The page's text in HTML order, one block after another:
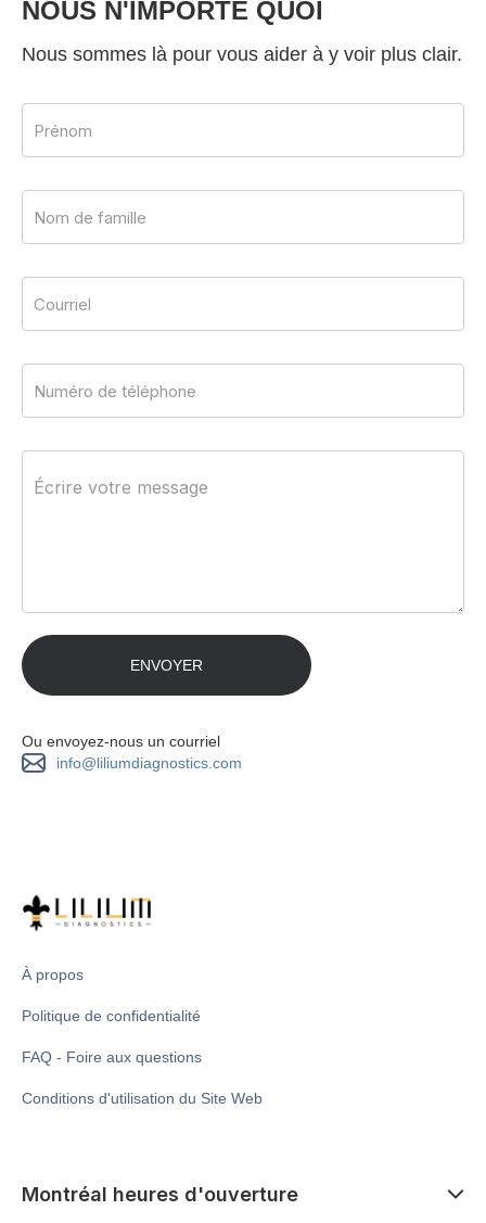
NOUS N'IMPORTE QUOI
Nous sommes là pour vous aider à y voir plus clair.
Ou envoyez-nous un courriel
info@liliumdiagnostics.com
À propos
Politique de confidentialité
FAQ - Foire aux questions
Conditions d'utilisation du Site Web
Montréal heures d'ouverture